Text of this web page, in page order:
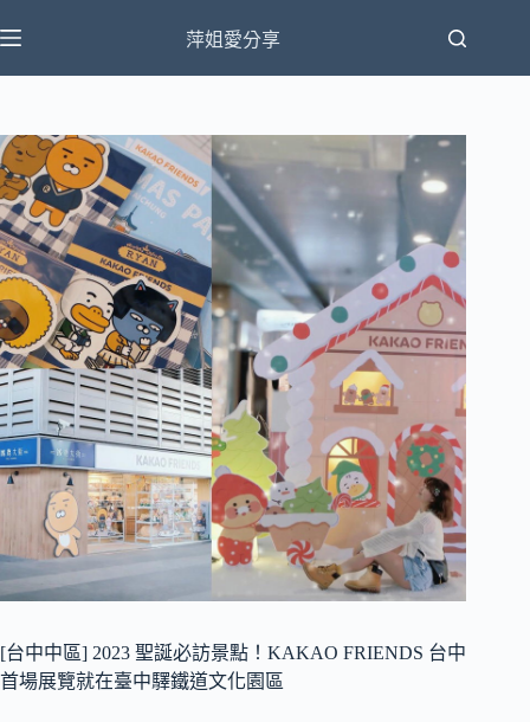
至
主
容
萍姐愛分享
[台中中區] 2023 聖誕必訪景點！KAKAO FRIENDS 台中
首場展覽就在臺中驛鐵道文化園區